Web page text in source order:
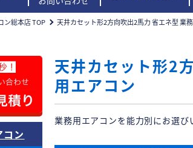
ン総本店 TOP 天井カセット形2方向吹出2馬力 省エネ型 業
天井カセット形2
用エアコン
業務用エアコンを能力別にお選び
ン